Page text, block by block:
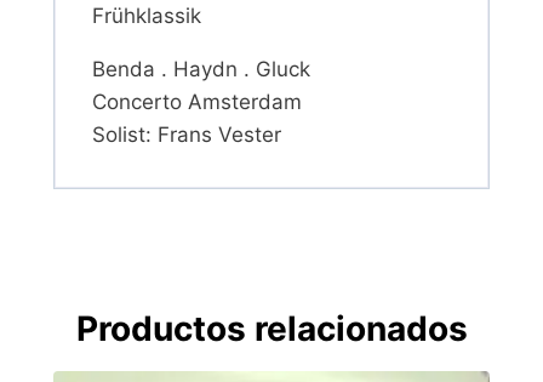
Frühklassik
Benda . Haydn . Gluck
Concerto Amsterdam
Solist: Frans Vester
Productos relacionados